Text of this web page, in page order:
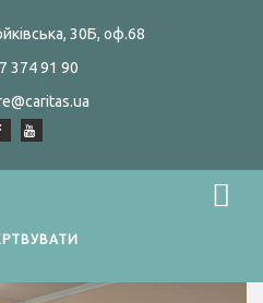
30Б, оф.68
374 91 90